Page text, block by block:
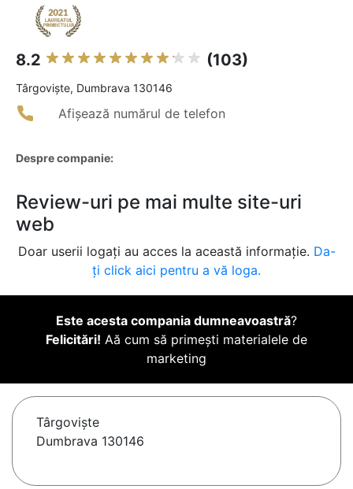
8.2 (103)
Târgovişte, Dumbrava 130146
Afișează numărul de telefon
Despre companie:
Review-uri pe mai multe site-uri
web
Doar userii logați au acces la această informație. Da-
ți click aici pentru a vă loga.
Este acesta compania dumneavoastră?
Felicitări! Aă cum să primești materialele de
marketing
Târgovişte
Dumbrava 130146